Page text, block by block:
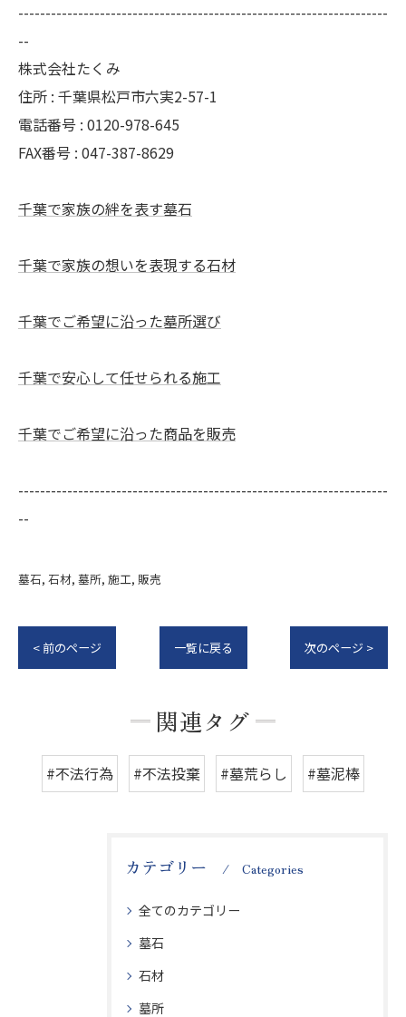
--------------------------------------------------------------------
--
株式会社たくみ
住所 : 千葉県松戸市六実2-57-1
電話番号 : 0120-978-645
FAX番号 : 047-387-8629
千葉で家族の絆を表す墓石
千葉で家族の想いを表現する石材
千葉でご希望に沿った墓所選び
千葉で安心して任せられる施工
千葉でご希望に沿った商品を販売
--------------------------------------------------------------------
--
墓石 石材 墓所 施工 販売
< 前のページ 一覧に戻る 次のページ >
関連タグ
#不法行為 #不法投棄 #墓荒らし #墓泥棒
カテゴリー Categories
全てのカテゴリー
墓石
石材
墓所